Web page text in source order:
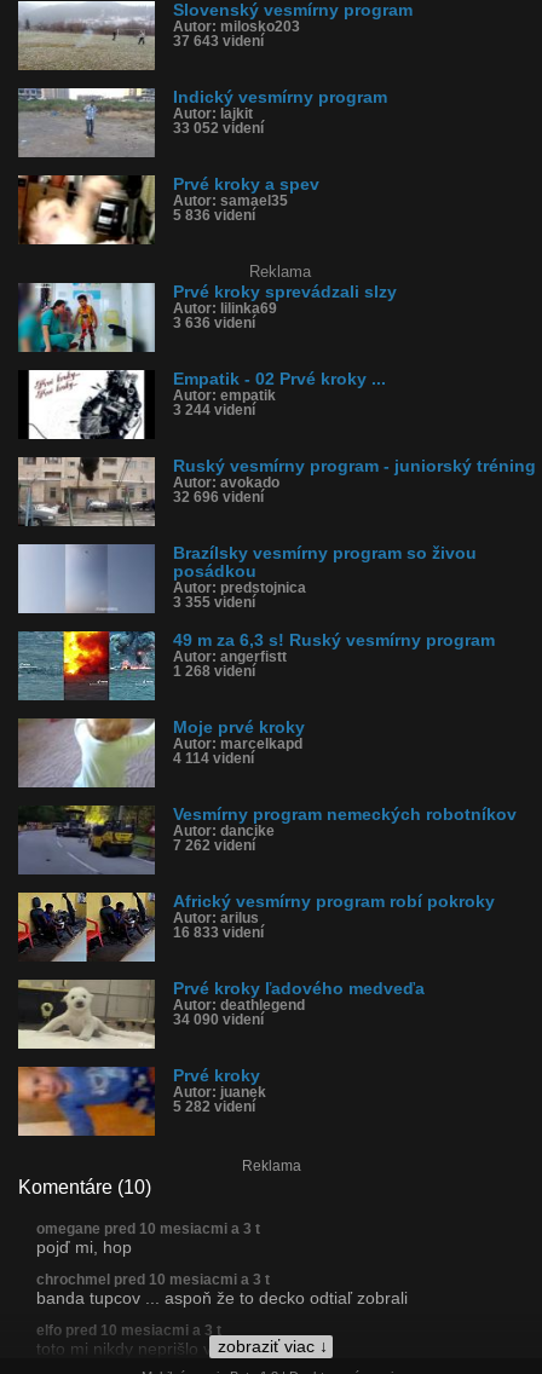
Dľžka: 0:21
Kategória: auto-moto
Tagy: airbag pod zadkom, kozmický program, vystrelil airbag,
vyletel do vzduchu, plachtil, odpálili airbag, vystrelil, brazília
História sledovanosti videa:
Slovenský vesmírny program
Autor: milosko203
37 643 videní
Indický vesmírny program
Autor: lajkit
33 052 videní
Prvé kroky a spev
Autor: samael35
5 836 videní
Reklama
Prvé kroky sprevádzali slzy
Autor: lilinka69
3 636 videní
Empatik - 02 Prvé kroky ...
Autor: empatik
3 244 videní
Ruský vesmírny program - juniorský tréning
Autor: avokado
32 696 videní
Brazílsky vesmírny program so živou
posádkou
Autor: predstojnica
3 355 videní
49 m za 6,3 s! Ruský vesmírny program
Autor: angerfistt
1 268 videní
Moje prvé kroky
Autor: marcelkapd
4 114 videní
Vesmírny program nemeckých robotníkov
Autor: dancike
7 262 videní
Africký vesmírny program robí pokroky
Autor: arilus
16 833 videní
Prvé kroky ľadového medveďa
Autor: deathlegend
34 090 videní
Prvé kroky
Autor: juanek
5 282 videní
Reklama
Komentáre (10)
zobraziť viac ↓
omegane pred 10 mesiacmi a 3 t
pojď mi, hop
chrochmel pred 10 mesiacmi a 3 t
banda tupcov ... aspoň že to decko odtiaľ zobrali
elfo pred 10 mesiacmi a 3 t
toto mi nikdy neprišlo vtipné